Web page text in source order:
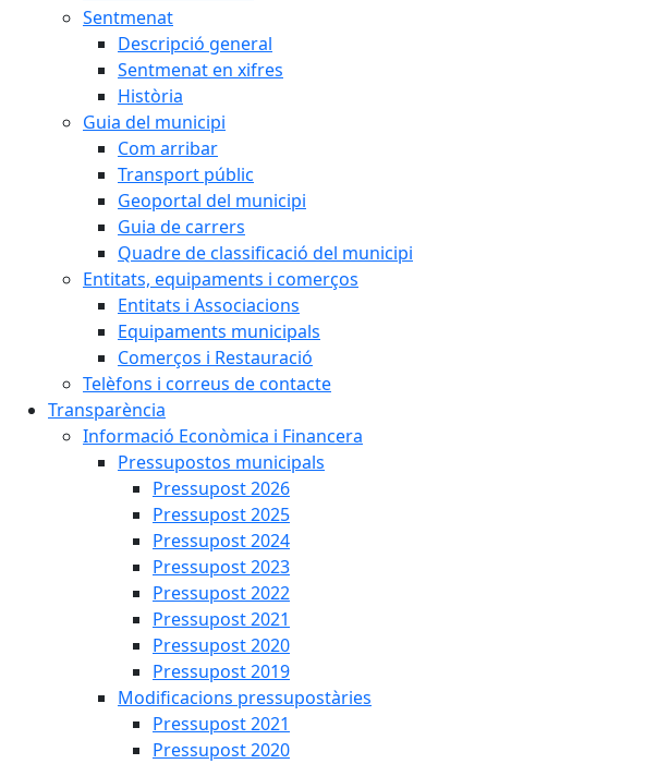
Sentmenat
Descripció general
Sentmenat en xifres
Història
Guia del municipi
Com arribar
Transport públic
Geoportal del municipi
Guia de carrers
Quadre de classificació del municipi
Entitats, equipaments i comerços
Entitats i Associacions
Equipaments municipals
Comerços i Restauració
Telèfons i correus de contacte
Transparència
Informació Econòmica i Financera
Pressupostos municipals
Pressupost 2026
Pressupost 2025
Pressupost 2024
Pressupost 2023
Pressupost 2022
Pressupost 2021
Pressupost 2020
Pressupost 2019
Modificacions pressupostàries
Pressupost 2021
Pressupost 2020